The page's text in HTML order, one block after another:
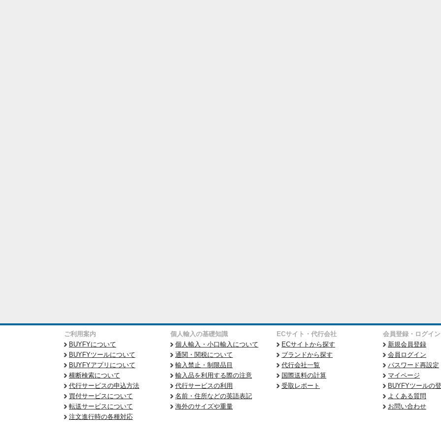
ご利用案内
BUYFYについて
BUYFYツールについて
BUYFYアプリについて
横断検索について
代行サービスの申込方法
買付サービスについて
転送サービスについて
注文進行時の各種対応
個人輸入の基礎知識
個人輸入・小口輸入について
通関・関税について
輸入禁止・制限品目
輸入品を利用する際の注意
代行サービスの利用
名前・住所などの英語表記
海外のサイズや重量
ECサイト・代行会社
ECサイトから探す
ブランドから探す
代行会社一覧
国際送料の計算
受取レポート
会員登録・ログイン
新規会員登録
会員ログイン
パスワード再設定
マイページ
BUYFYツールの
よくある質問
お問い合わせ